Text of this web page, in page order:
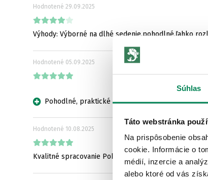
Súhlas
Táto webstránka
Na prispôsobenie
cookie. Informácie o
médií, inzercie a
alebo ktoré od vás
Hodnotené 29.09.2025
Výhody: Výborné na dlhé sedenie,pohodlné,ľahko
Hodnotené 05.09.2025
Pohodlné, praktické
Hodnotené 10.08.2025
Kvalitné spracovanie Pohodlné Nevŕzga Výškovo